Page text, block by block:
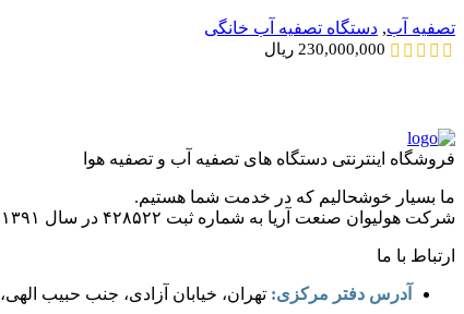
تصفیه آب, دستگاه تصفیه آب خانگی
230,000,000 ریال
فروشگاه اینترنتی دستگاه های تصفیه آب و تصفیه هوا
ما بسیار خوشحالیم که در خدمت شما هستیم.
شرکت هولیوان صنعت آریا به شماره ثبت ۴۲۸۵۲۲ در سال ۱۳۹۱ فعالیت خود را در زمینه ساخت و مونتاژ دستگاه های تصفیه آب صنعتی با متراژهای متفاوت ویژه صنایع به صورت رسمی آغاز نموده است.
ارتباط با ما
آدرس دفتر مرکزی: تهران، خیابان آزادی، جنب حبیب